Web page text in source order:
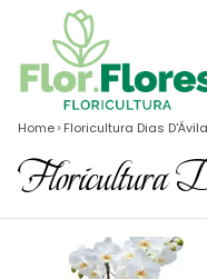
Home Floricultura Dias D'Ávila